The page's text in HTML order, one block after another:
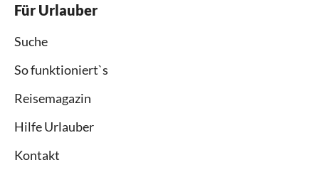
Für Urlauber
Suche
So funktioniert`s
Reisemagazin
Hilfe Urlauber
Kontakt